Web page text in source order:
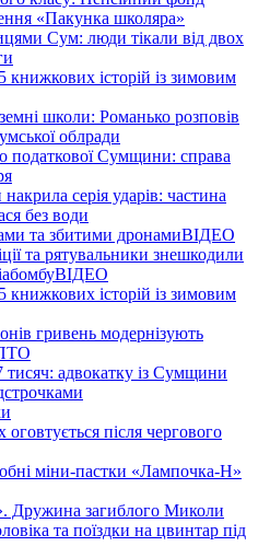
«Пакунка школяра»
Сум: люди тікали від двох
книжкових історій із зимовим
школи: Романько розповів
облради
Сумщини: справа
серія ударів: частина
без води
та збитими дронамиВІДЕО
та рятувальники знешкодили
ВІДЕО
книжкових історій із зимовим
гривень модернізують
тисяч: адвокатку із Сумщини
після чергового
міни-пастки «Лампочка-Н»
Дружина загиблого Миколи
та поїздки на цвинтар під